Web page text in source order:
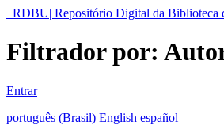
RDBU| Repositório Digital da Biblioteca
Filtrador por:
Entrar
português (Brasil) English español